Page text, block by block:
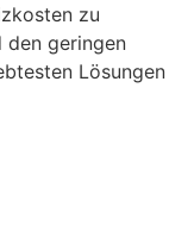
zu
den geringen
Lösungen